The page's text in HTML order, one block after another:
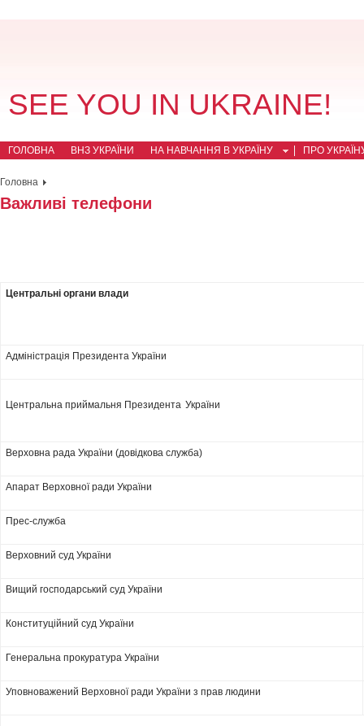
SEE YOU IN UKRAINE!
ГОЛОВНА ВНЗ УКРАЇНИ НА НАВЧАННЯ В УКРАЇНУ ПРО
Головна
Важливі телефони
Центральні органи влади
Адміністрація Президента України
Центральна приймальня Президента України
Верховна рада України (довідкова служба)
Апарат Верховної ради України
Прес-служба
Верховний суд України
Вищий господарський суд України
Конституційний суд України
Генеральна прокуратура України
Уповноважений Верховної ради України з прав людини